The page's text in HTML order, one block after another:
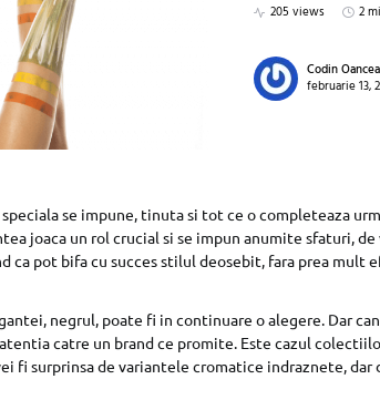
205 views 2
Codin Oancea
februarie 13,
se impune, tinuta si tot ce o completeaza
joaca un rol crucial si se impun anumite sfaturi,
ca pot bifa cu succes stilul deosebit, fara prea mult
negrul, poate fi in continuare o alegere. Dar
catre un brand ce promite. Este cazul
fi surprinsa de variantele cromatice indraznete, dar